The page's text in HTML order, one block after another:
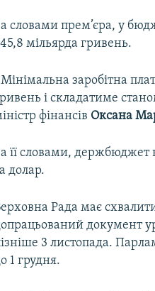
словами прем’єра, у
мільярда гривень.
заробітна
і складатиме
фінансів Оксана
її словами, держбюджет
долар.
Рада має
документ
3 листопада.
1 грудня.